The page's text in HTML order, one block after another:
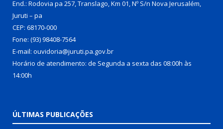
End.: Rodovia pa 257, Translago, Km 01, Nº S/n Nova Jerusalém,
Juruti – pa
CEP: 68170-000
Fone: (93) 98408-7564
E-mail: ouvidoria@juruti.pa.gov.br
Horário de atendimento: de Segunda a sexta das 08:00h às
14:00h
ÚLTIMAS PUBLICAÇÕES